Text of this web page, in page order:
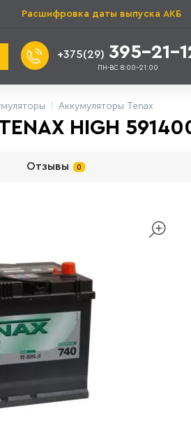
Расшифровка даты выпуска АКБ
+375(29) 395-21-
ПН-ВС 8:00-21:00
Аккумуляторы Tenax
HIGH
Отзывы 0